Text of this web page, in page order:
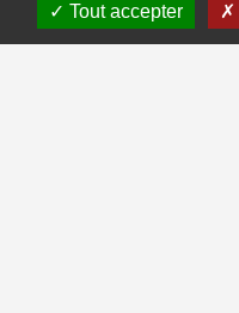
Tout accepter